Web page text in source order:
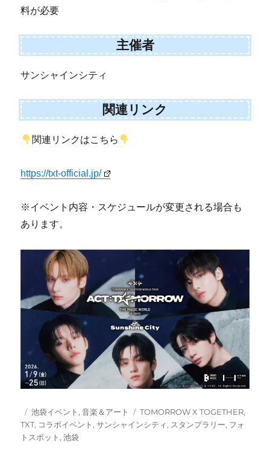
料が必要
主催者
サンシャインシティ
関連リンク
関連リンクはこちら
https://txt-official.jp/
※イベント内容・スケジュールが変更される場合も
あります。
投
稿
日:
カ
テ
ゴ
池袋イベント ,音楽＆アート
タ
グ
TOMORROW X TOGETHER,
TXT, コラボイベント ,サンシャインシティ, スタンプラリー, フォ
トスポット ,池袋